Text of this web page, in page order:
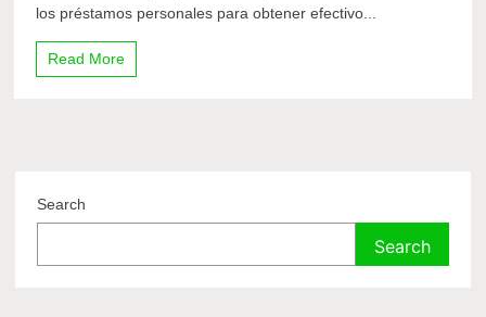
los préstamos personales para obtener efectivo...
Read More
Search
Search